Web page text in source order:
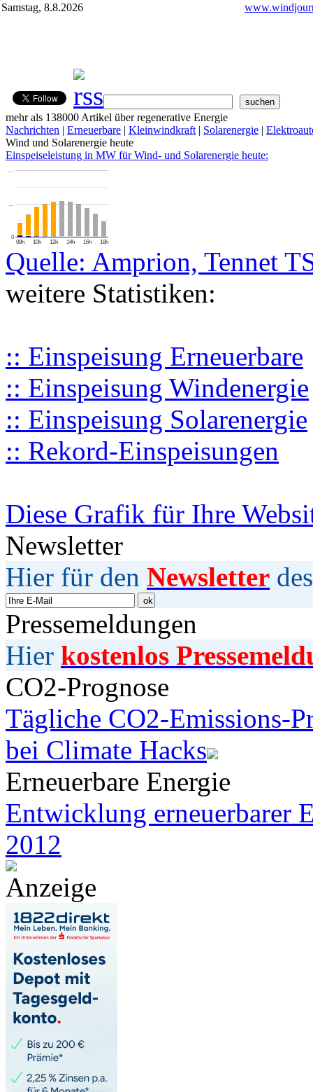
Samstag, 8.8.2026
mehr als 138000 Artikel über regenerative Energie
Nachrichten | Erneuerbare | Kleinwindkraft | Solarenergie |
Wind und Solarenergie heute
Einspeiseleistung in MW für Wind- und Solarenergie heute:
08h 10h 12h 14h 16h 18h
0
…
…
Quelle: Amprion, Tennet
weitere Statistiken:
:: Einspeisung Erneuerbare
:: Einspeisung Windenergie
:: Einspeisung Solarenergie
:: Rekord-Einspeisungen
Diese Grafik für Ihre
Newsletter
Hier für den Newsletter
Pressemeldungen
Hier kostenlos
CO2-Prognose
Tägliche CO2-Emissions-
bei Climate Hacks
Erneuerbare Energie
Entwicklung erneuerbarer
2012
Anzeige